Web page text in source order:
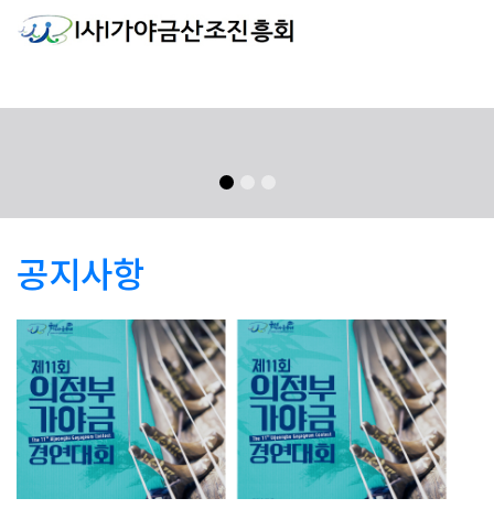
로그인
HOME
공지사항